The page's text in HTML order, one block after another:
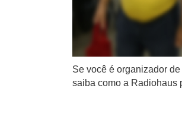
Se você é organizador
saiba como a Radiohaus